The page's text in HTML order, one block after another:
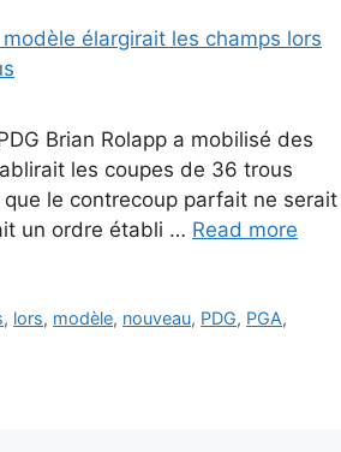
Brian Rolapp a mobilisé des
les coupes de 36 trous
le contrecoup parfait ne serait
un ordre établi … Read more
, lors, modèle, nouveau, PDG, PGA,